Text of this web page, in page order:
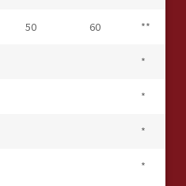
50 60 **
*
*
*
*